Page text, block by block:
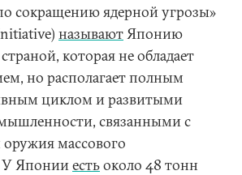
сокращению ядерной угрозы»
называютЯпонию
которая не обладает
но располагает полным
циклом и развитыми
связанными с
массового
У Японииестьоколо 48 тонн